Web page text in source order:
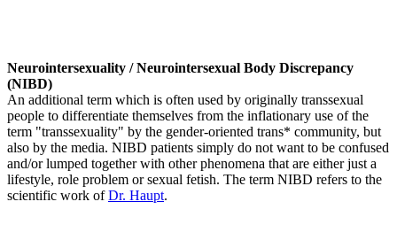
Neurointersexuality / Neurointersexual Body Discrepancy
(NIBD)
An additional term which is often used by originally transsexual
people to differentiate themselves from the inflationary use of the
term "transsexuality" by the gender-oriented trans* community, but
also by the media. NIBD patients simply do not want to be confused
and/or lumped together with other phenomena that are either just a
lifestyle, role problem or sexual fetish. The term NIBD refers to the
scientific work ofDr. Haupt.